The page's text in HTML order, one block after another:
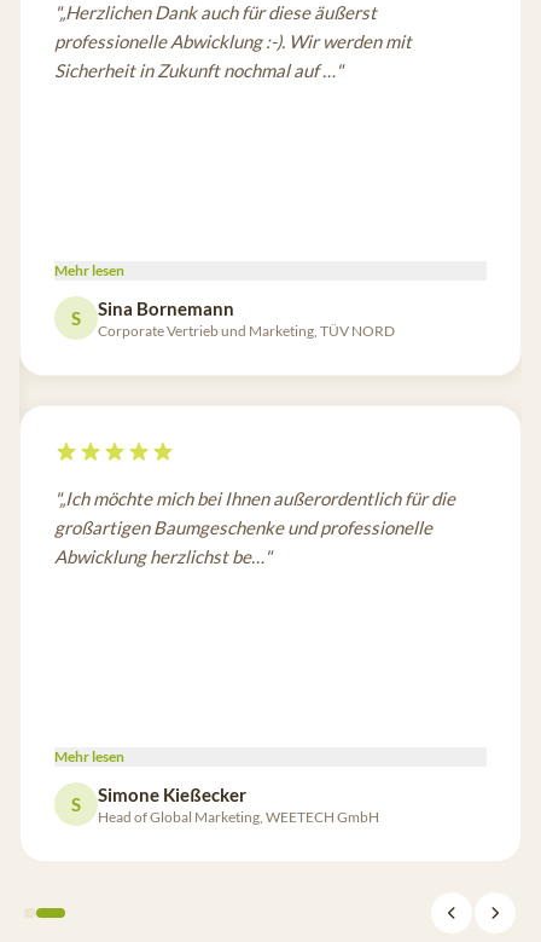
"„Herzlichen Dank auch für diese äußerst
professionelle Abwicklung :-). Wir werden mit
Sicherheit in Zukunft nochmal auf …"
Mehr lesen
S Sina Bornemann
Corporate Vertrieb und Marketing, TÜV NORD
"„Ich möchte mich bei Ihnen außerordentlich für die
großartigen Baumgeschenke und professionelle
Abwicklung herzlichst be…"
Mehr lesen
S Simone Kießecker
Head of Global Marketing, WEETECH GmbH